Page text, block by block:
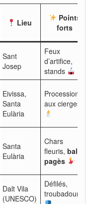
Lieu
Points
forts
Sant
Josep
Feux
d’artifice,
stands
Eivissa,
Santa
Eulària
Processions
aux cierges
Santa
Eulària
Chars
fleuris, ball
pagès
Dalt Vila
(UNESCO)
Défilés,
troubadours